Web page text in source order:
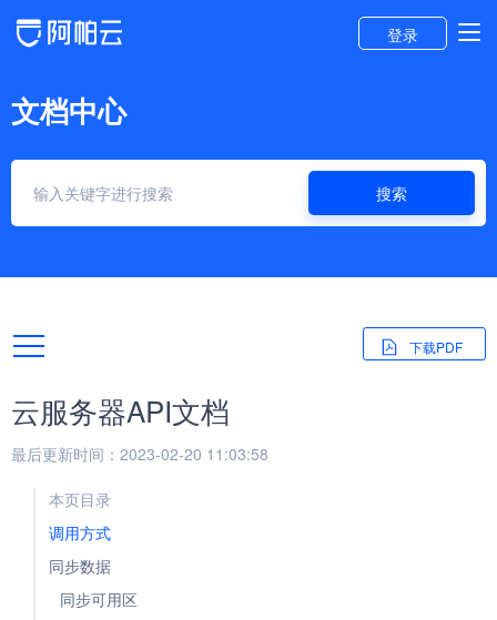
登录
文档中心
搜索
下载PDF
云服务器API文档
最后更新时间：2023-02-20 11:03:58
本页目录
调用方式
同步数据
同步可用区